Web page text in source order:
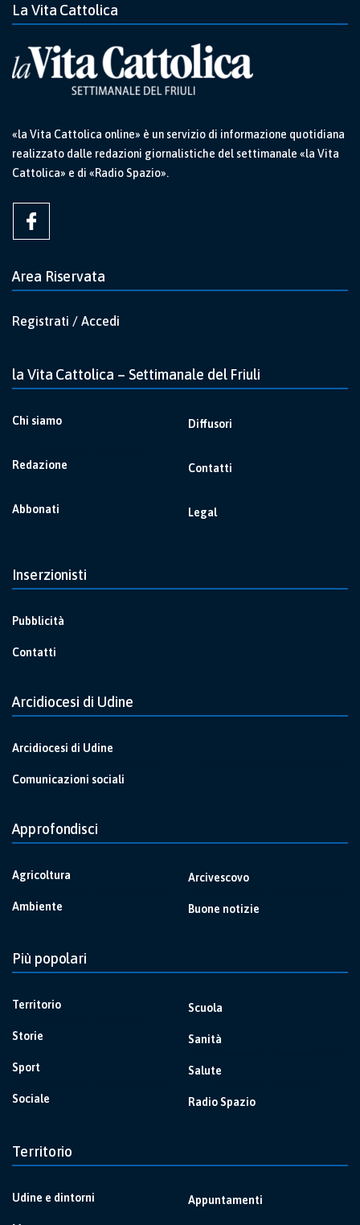
La Vita Cattolica
«la Vita Cattolica online» è un servizio di informazione quotidiana
realizzato dalle redazioni giornalistiche del settimanale «la Vita
Cattolica» e di «Radio Spazio».
Area Riservata
Registrati / Accedi
la Vita Cattolica – Settimanale del Friuli
Chi siamo
Redazione
Abbonati
Diffusori
Contatti
Legal
Inserzionisti
Pubblicità
Contatti
Arcidiocesi di Udine
Arcidiocesi di Udine
Comunicazioni sociali
Approfondisci
Agricoltura
Ambiente
Arcivescovo
Buone notizie
Più popolari
Territorio
Storie
Sport
Sociale
Scuola
Sanità
Salute
Radio Spazio
Territorio
Udine e dintorni Appuntamenti